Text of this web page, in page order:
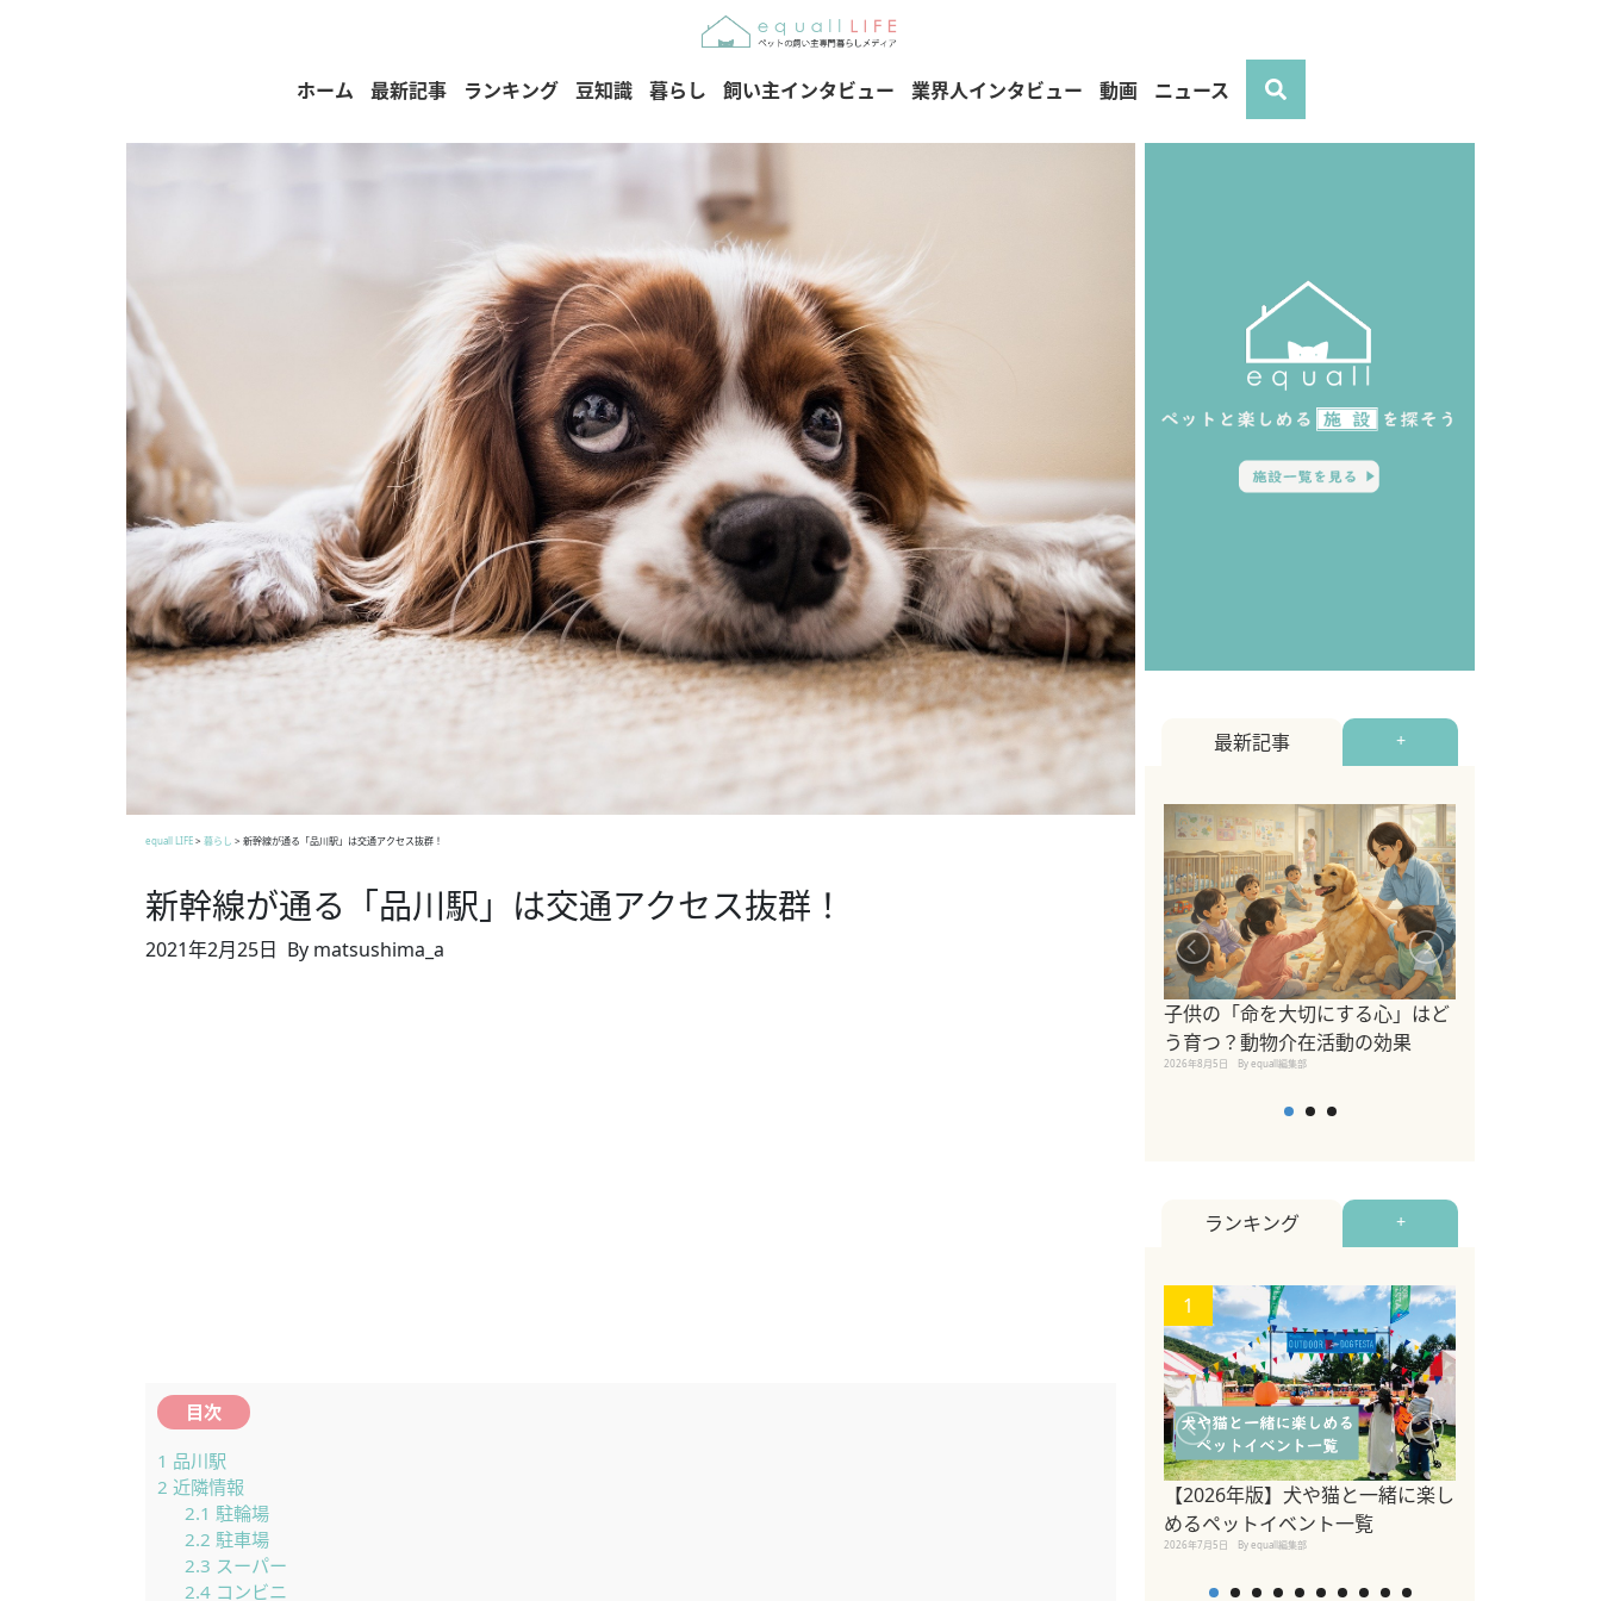
ホーム 最新記事 ランキング 豆知識 暮らし 飼い主インタビュー 業界人インタビュー 動画 ニュース
equall LIFE> 暮らし > 新幹線が通る「品川駅」は交通アクセス抜群！
新幹線が通る「品川駅」は交通アクセス抜群！
2021年2月25日 By matsushima_a
目次
1 品川駅
2 近隣情報
2.1 駐輪場
2.2 駐車場
2.3 スーパー
2.4コンビニ
最新記事 +
子供の「命を大切にする心」はど
う育つ？動物介在活動の効果
2026年8月5日 By equall編集部
ランキング +
1
【2026年版】犬や猫と一緒に楽し
めるペットイベント一覧
2026年7月5日 By equall編集部